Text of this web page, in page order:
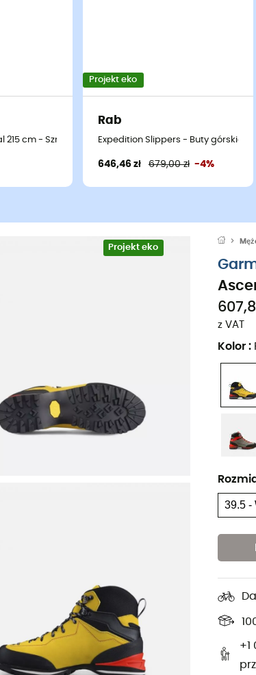
cm - Sznurówki
Projekt eko
Rab
Expedition Slippers - Buty górskie
646,46 zł 679,00 zł -4%
Projekt eko
z VAT
Kolor :
+1